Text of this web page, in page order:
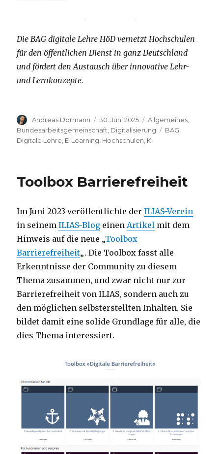
Die BAG digitale Lehre HöD vernetzt Hochschulen
für den öffentlichen Dienst in ganz Deutschland
und fördert den Austausch über innovative Lehr-
und Lernkonzepte.
Autor
Andreas Dormann
Veröffentlicht
am
30. Juni 2025 Kategorien
Allgemeines,
Bundesarbeitsgemeinschaft, Digitalisierung Schlagwörter
BAG,
Digitale Lehre, E-Learning, Hochschulen, KI
Toolbox Barrierefreiheit
Im Juni 2023 veröffentlichte derILIAS-Verein
in seinemILIAS-Blog einenArtikel mit dem
Hinweis auf die neue „Toolbox
Barrierefreiheit„. Die Toolbox fasst alle
Erkenntnisse der Community zu diesem
Thema zusammen, und zwar nicht nur zur
Barrierefreiheit von ILIAS, sondern auch zu
den möglichen selbsterstellten Inhalten. Sie
bildet damit eine solide Grundlage für alle, die
dies Thema interessiert.